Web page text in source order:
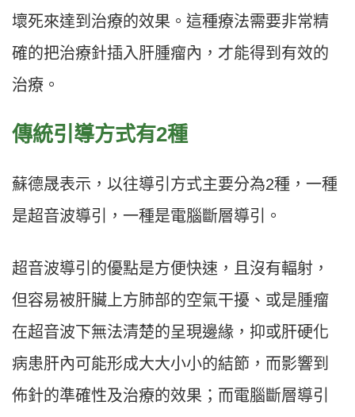
壞死來達到治療的效果。這種療法需要非常精
確的把治療針插入肝腫瘤內，才能得到有效的
治療。
傳統引導方式有2種
蘇德晟表示，以往導引方式主要分為2種，一種
是超音波導引，一種是電腦斷層導引。
超音波導引的優點是方便快速，且沒有輻射，
但容易被肝臟上方肺部的空氣干擾、或是腫瘤
在超音波下無法清楚的呈現邊緣，抑或肝硬化
病患肝內可能形成大大小小的結節，而影響到
佈針的準確性及治療的效果；而電腦斷層導引